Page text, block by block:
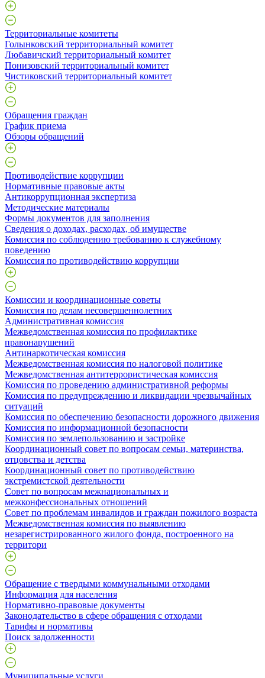
Территориальные комитеты
Голынковский территориальный комитет
Любавичский территориальный комитет
Понизовский территориальный комитет
Чистиковский территориальный комитет
Обращения граждан
График приема
Обзоры обращений
Противодействие коррупции
Нормативные правовые акты
Антикоррупционная экспертиза
Методические материалы
Формы документов для заполнения
Сведения о доходах, расходах, об имуществе
Комиссия по соблюдению требованию к служебному
поведению
Комиссия по противодействию коррупции
Комиссии и координационные советы
Комиссия по делам несовершеннолетних
Административная комиссия
Межведомственная комиссия по профилактике
правонарушений
Антинаркотическая комиссия
Межведомственная комиссия по налоговой политике
Межведомственная антитеррористическая комиссия
Комиссия по проведению административной реформы
Комиссия по предупреждению и ликвидации чрезвычайных
ситуаций
Комиссия по обеспечению безопасности дорожного движения
Комиссия по информационной безопасности
Комиссия по землепользованию и застройке
Координационный совет по вопросам семьи, материнства,
отцовства и детства
Координационный совет по противодействию
экстремистской деятельности
Совет по вопросам межнациональных и
межконфессиональных отношений
Совет по проблемам инвалидов и граждан пожилого возраста
Межведомственная комиссия по выявлению
незарегистрированного жилого фонда, построенного на
территори
Обращение с твердыми коммунальными отходами
Информация для населения
Нормативно-правовые документы
Законодательство в сфере обращения с отходами
Тарифы и нормативы
Поиск задолженности
Муниципальные услуги